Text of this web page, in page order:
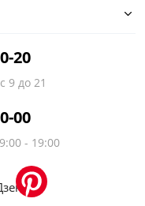
20
с 9 до 21
00
- 19:00